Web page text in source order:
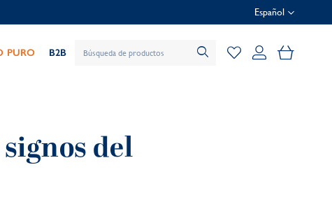
Español
PURO B2B Mi cesta
del